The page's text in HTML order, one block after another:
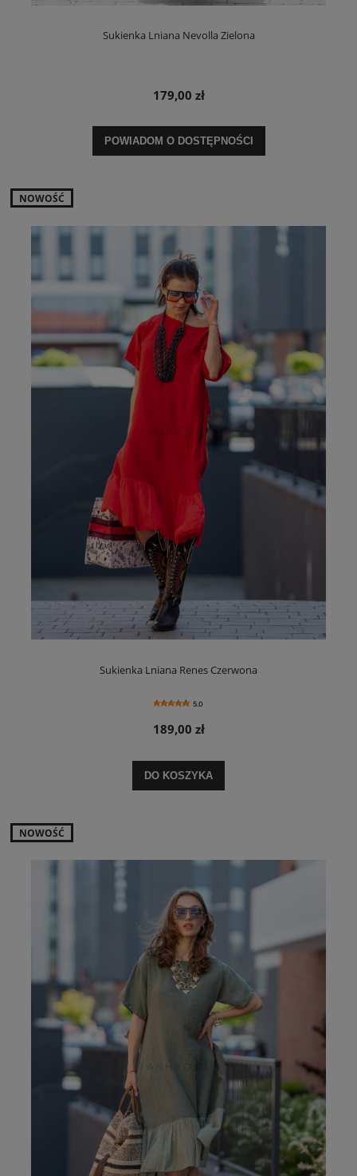
Sukienka Lniana Nevolla Zielona
179,00 zł
POWIADOM O DOSTĘPNOŚCI
Sukienka Lniana Renes Czerwona
5.0
189,00 zł
DO KOSZYKA
NOWOŚĆ
NOWOŚĆ